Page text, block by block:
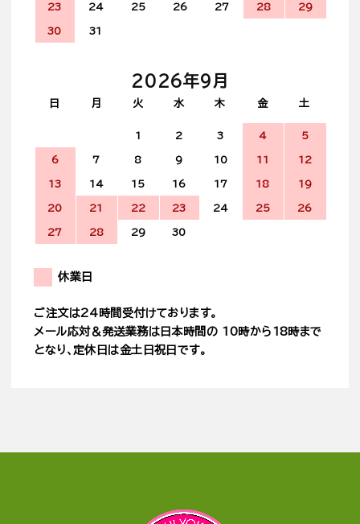
23 24 25 26 27 28 29
30 31
2026年9月
日 月 火 水 木 金 土
1 2 3 4 5
6 7 8 9 10 11 12
13 14 15 16 17 18 19
20 21 22 23 24 25 26
27 28 29 30
休業日
ご注文は24時間受付けております。
メール応対＆発送業務は日本時間の 10時から18時まで
となり、定休日は金土日祝日です。